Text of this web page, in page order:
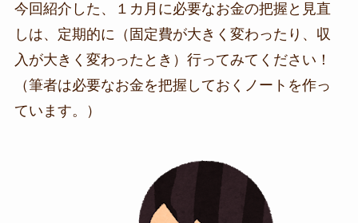
今回紹介した、１カ月に必要なお金の把握と見直
しは、定期的に（固定費が大きく変わったり、収
入が大きく変わったとき）行ってみてください！
（筆者は必要なお金を把握しておくノートを作っ
ています。）